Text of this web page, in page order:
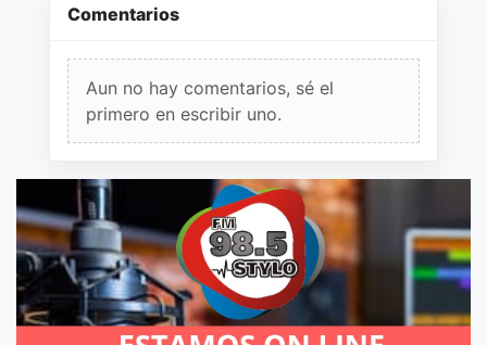
Comentarios
Aun no hay comentarios, sé el
primero en escribir uno.